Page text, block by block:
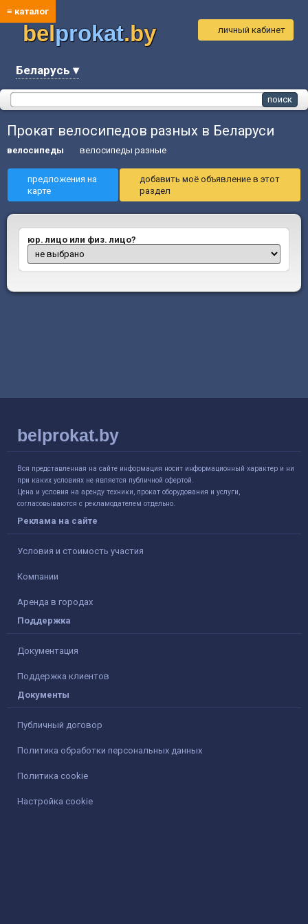
≡ каталог
belprokat.by
Беларусь ▾
личный кабинет
Прокат велосипедов разных в Беларуси
велосипеды велосипеды разные
предложения на
карте
добавить моё объявление в этот
раздел
юр. лицо или физ. лицо?
belprokat.by
Вся представленная на сайте информация носит информационный характер и ни
при каких условиях не является публичной офертой.
Цена и условия на аренду техники, прокат оборудования и услуги,
согласовываются с рекламодателем отдельно.
Реклама на сайте
Условия и стоимость участия
Компании
Аренда в городах
Поддержка
Документация
Поддержка клиентов
Документы
Публичный договор
Политика обработки персональных данных
Политика cookie
Настройка cookie